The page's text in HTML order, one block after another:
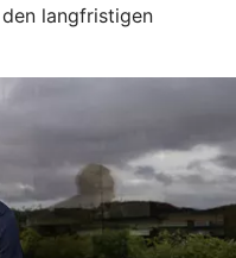
langfristigen